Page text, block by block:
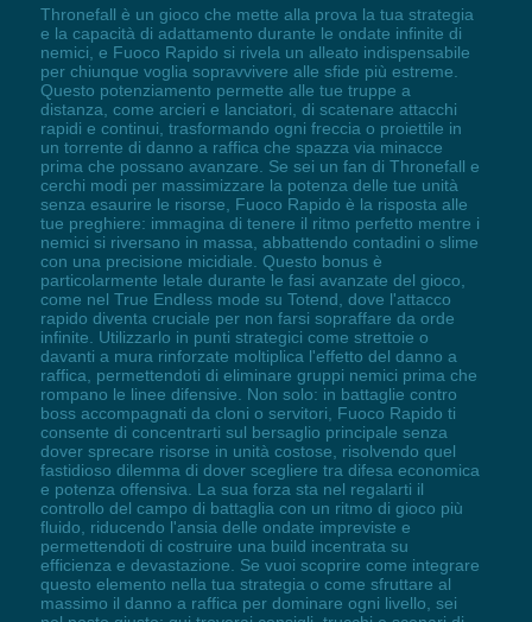
Thronefall è un gioco che mette alla prova la tua strategia
e la capacità di adattamento durante le ondate infinite di
nemici, e Fuoco Rapido si rivela un alleato indispensabile
per chiunque voglia sopravvivere alle sfide più estreme.
Questo potenziamento permette alle tue truppe a
distanza, come arcieri e lanciatori, di scatenare attacchi
rapidi e continui, trasformando ogni freccia o proiettile in
un torrente di danno a raffica che spazza via minacce
prima che possano avanzare. Se sei un fan di Thronefall e
cerchi modi per massimizzare la potenza delle tue unità
senza esaurire le risorse, Fuoco Rapido è la risposta alle
tue preghiere: immagina di tenere il ritmo perfetto mentre i
nemici si riversano in massa, abbattendo contadini o slime
con una precisione micidiale. Questo bonus è
particolarmente letale durante le fasi avanzate del gioco,
come nel True Endless mode su Totend, dove l'attacco
rapido diventa cruciale per non farsi sopraffare da orde
infinite. Utilizzarlo in punti strategici come strettoie o
davanti a mura rinforzate moltiplica l'effetto del danno a
raffica, permettendoti di eliminare gruppi nemici prima che
rompano le linee difensive. Non solo: in battaglie contro
boss accompagnati da cloni o servitori, Fuoco Rapido ti
consente di concentrarti sul bersaglio principale senza
dover sprecare risorse in unità costose, risolvendo quel
fastidioso dilemma di dover scegliere tra difesa economica
e potenza offensiva. La sua forza sta nel regalarti il
controllo del campo di battaglia con un ritmo di gioco più
fluido, riducendo l'ansia delle ondate impreviste e
permettendoti di costruire una build incentrata su
efficienza e devastazione. Se vuoi scoprire come integrare
questo elemento nella tua strategia o come sfruttare al
massimo il danno a raffica per dominare ogni livello, sei